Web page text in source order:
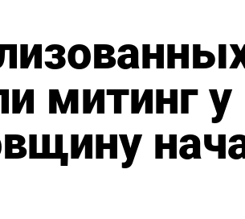
митинг